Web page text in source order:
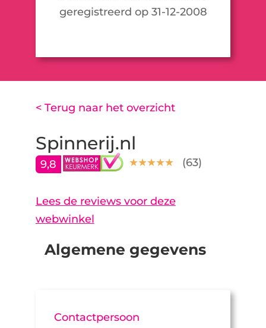
geregistreerd op 31-12-2008
< Terug naar het overzicht
Spinnerij.nl
9,8 (63)
Lees de reviews voor deze
webwinkel
Algemene gegevens
Contactpersoon